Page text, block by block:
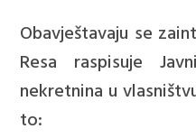
Obavještavaju se
Resa raspisuje
nekretnina u
to: